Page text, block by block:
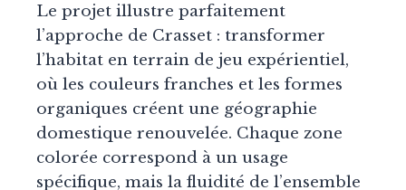
Le projet illustre parfaitement
l’approche de Crasset : transformer
l’habitat en terrain de jeu expérientiel,
où les couleurs franches et les formes
organiques créent une géographie
domestique renouvelée. Chaque zone
colorée correspond à un usage
spécifique, mais la fluidité de l’ensemble